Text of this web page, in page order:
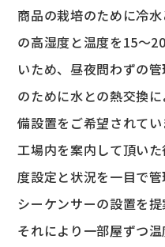
商品の栽培のために冷
の高湿度と温度を15～
いため、昼夜問わずの
のために水との熱交換
備設置をご希望されてい
工場内を案内して頂い
度設定と状況を一目で
シーケンサーの設置を提
それにより一部屋ずつ